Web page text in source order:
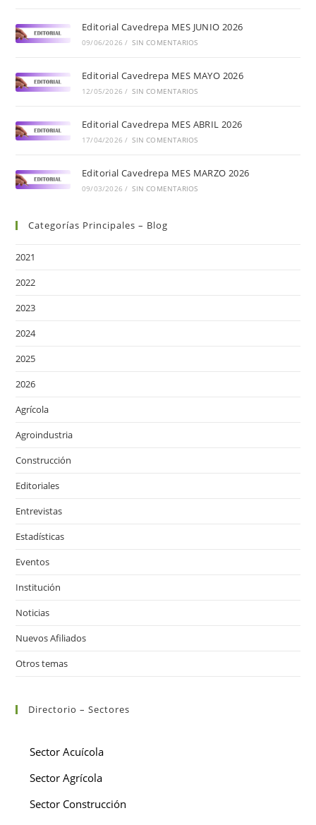
Editorial Cavedrepa MES JUNIO 2026
09/06/2026 / SIN COMENTARIOS
Editorial Cavedrepa MES MAYO 2026
12/05/2026 / SIN COMENTARIOS
Editorial Cavedrepa MES ABRIL 2026
17/04/2026 / SIN COMENTARIOS
Editorial Cavedrepa MES MARZO 2026
09/03/2026 / SIN COMENTARIOS
Categorías Principales – Blog
2021
2022
2023
2024
2025
2026
Agrícola
Agroindustria
Construcción
Editoriales
Entrevistas
Estadísticas
Eventos
Institución
Noticias
Nuevos Afiliados
Otros temas
Directorio – Sectores
Sector Acuícola
Sector Agrícola
Sector Construcción